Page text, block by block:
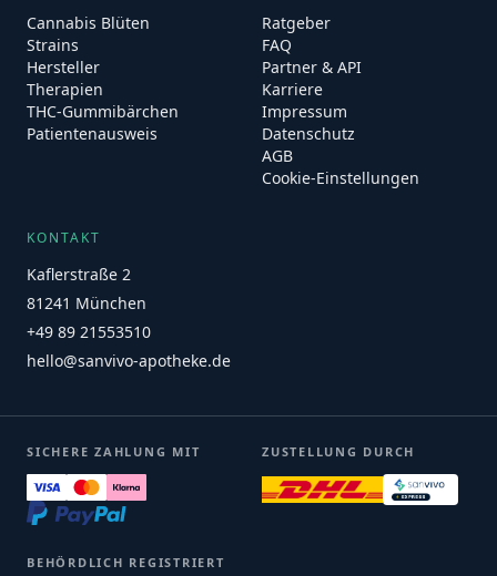
Cannabis Blüten
Strains
Hersteller
Therapien
THC-Gummibärchen
Patientenausweis
Ratgeber
FAQ
Partner & API
Karriere
Impressum
Datenschutz
AGB
Cookie-Einstellungen
KONTAKT
Kaflerstraße 2
81241 München
+49 89 21553510
hello@sanvivo-apotheke.de
SICHERE ZAHLUNG MIT ZUSTELLUNG DURCH
BEHÖRDLICH REGISTRIERT